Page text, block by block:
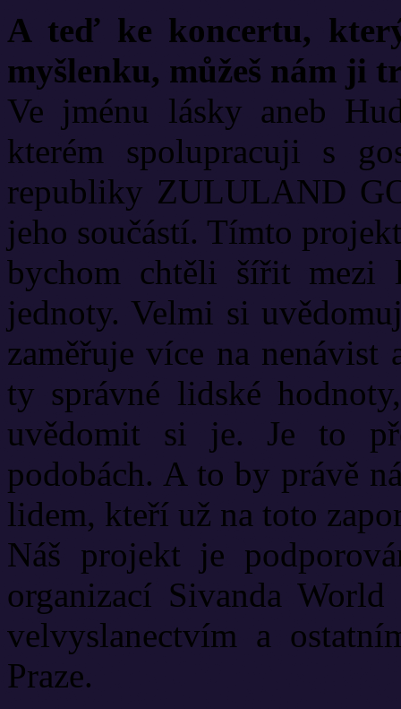
A teď ke koncertu,
myšlenku, můžeš nám ji
Ve jménu lásky aneb
kterém spolupracuji s
republiky ZULULAND
jeho součástí. Tímto
bychom chtěli šířit mezi
jednoty. Velmi si
zaměřuje více na
ty správné lidské
uvědomit si je. Je to
podobách. A to by právě
lidem, kteří už na toto
Náš projekt je
organizací Sivanda
velvyslanectvím a
Praze.